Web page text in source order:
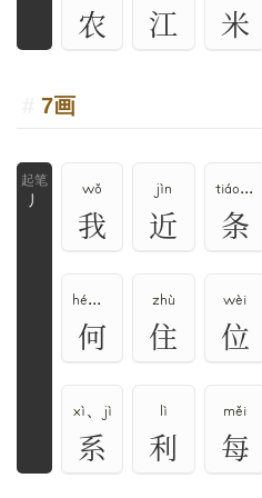
农 江 米
7画
丿
wǒ
我
jìn
近
tiáo、tiāo
条
hé、hē、hè
何
zhù
住
wèi
位
xì、jì
系
lì
利
měi
每